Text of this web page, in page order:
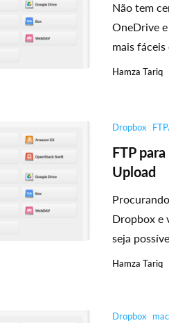
Não tem
OneDrive
mais fáceis
Hamza Tariq
Dropbox
FTP
Upload
Dropbox e
seja
Hamza Tariq
Dropbox